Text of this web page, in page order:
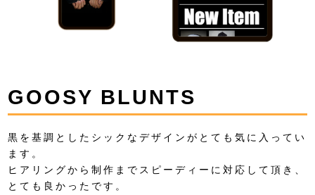
GOOSY BLUNTS
黒を基調としたシックなデザインがとても気に入ってい
ます。
ヒアリングから制作までスピーディーに対応して頂き、
とても良かったです。